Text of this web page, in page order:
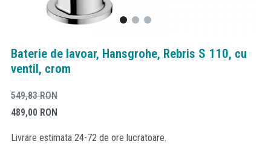
Baterie de lavoar, Hansgrohe, Rebris S 110, cu
ventil, crom
549,83RON
489,00 RON
Livrare estimata 24-72 de ore lucratoare.